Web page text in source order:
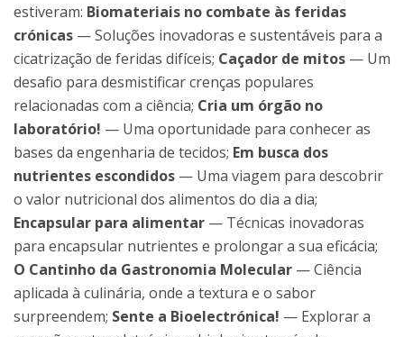
estiveram: Biomateriais no combate às feridas
crónicas — Soluções inovadoras e sustentáveis para a
cicatrização de feridas difíceis; Caçador de mitos — Um
desafio para desmistificar crenças populares
relacionadas com a ciência; Cria um órgão no
laboratório! — Uma oportunidade para conhecer as
bases da engenharia de tecidos; Em busca dos
nutrientes escondidos — Uma viagem para descobrir
o valor nutricional dos alimentos do dia a dia;
Encapsular para alimentar — Técnicas inovadoras
para encapsular nutrientes e prolongar a sua eficácia;
O Cantinho da Gastronomia Molecular — Ciência
aplicada à culinária, onde a textura e o sabor
surpreendem; Sente a Bioelectrónica! — Explorar a